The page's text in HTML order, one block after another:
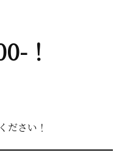
！
ださい！